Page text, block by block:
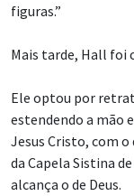
figuras.”
Mais tarde, Hall foi
Ele optou por
estendendo a mão
Jesus Cristo, com
da Capela Sistina
alcança o de Deus.